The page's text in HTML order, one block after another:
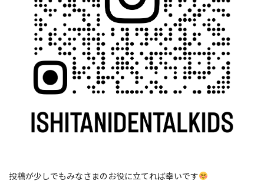
投稿が少しでもみなさまのお役に立てれば幸いです